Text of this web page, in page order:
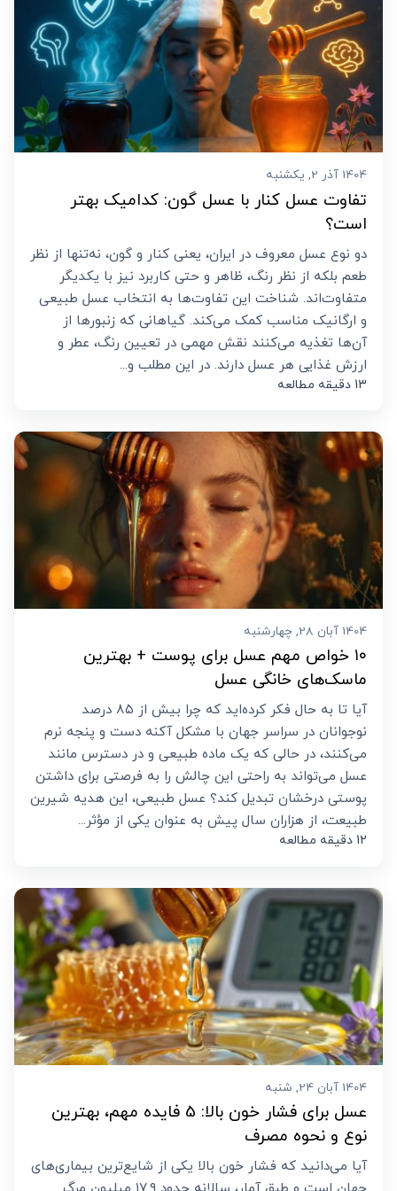
1404 آذر 2, یکشنبه
تفاوت عسل کنار با عسل گون: کدامیک بهتر
است؟
دو نوع عسل معروف در ایران، یعنی کنار و گون، نه‌تنها از نظر
طعم بلکه از نظر رنگ، ظاهر و حتی کاربرد نیز با یکدیگر
متفاوت‌اند. شناخت این تفاوت‌ها به انتخاب عسل طبیعی
و ارگانیک مناسب کمک می‌کند. گیاهانی که زنبورها از
آن‌ها تغذیه می‌کنند نقش مهمی در تعیین رنگ، عطر و
ارزش غذایی هر عسل دارند. در این مطلب و...
13 دقیقه مطالعه
1404 آبان 28, چهارشنبه
۱۰ خواص مهم عسل برای پوست + بهترین
ماسک‌های خانگی عسل
آیا تا به حال فکر کرده‌اید که چرا بیش از ۸۵ درصد
نوجوانان در سراسر جهان با مشکل آکنه دست و پنجه نرم
می‌کنند، در حالی که یک ماده طبیعی و در دسترس مانند
عسل می‌تواند به راحتی این چالش را به فرصتی برای داشتن
پوستی درخشان تبدیل کند؟ عسل طبیعی، این هدیه شیرین
طبیعت، از هزاران سال پیش به عنوان یکی از مؤثر...
12 دقیقه مطالعه
1404 آبان 24, شنبه
عسل برای فشار خون بالا: 5 فایده مهم، بهترین
نوع و نحوه مصرف
آیا می‌دانید که فشار خون بالا یکی از شایع‌ترین بیماری‌های